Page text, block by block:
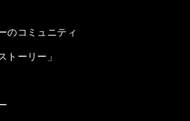
のコミュニティ
トーリー」